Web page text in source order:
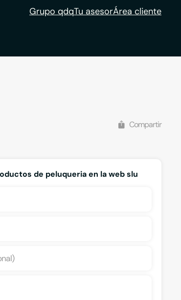
Grupo qdqTu asesorÁrea cliente
Compartir
de peluqueria en la web slu